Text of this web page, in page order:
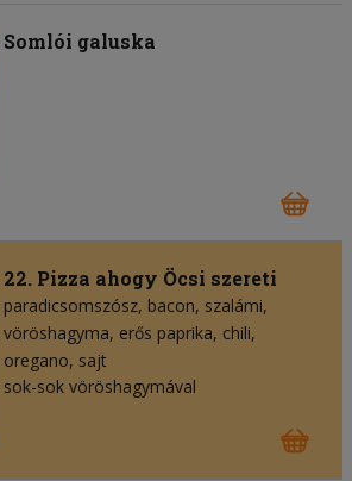
Somlói galuska
22. Pizza ahogy Öcsi szereti
paradicsomszósz bacon szalámi
vöröshagyma erős paprika chili
oregano sajt
sok-sok vöröshagymával